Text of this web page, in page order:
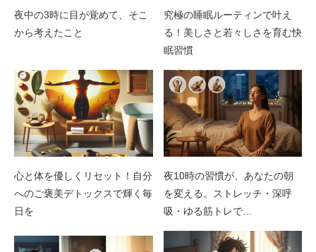
夜中の3時に目が覚めて、そこ
から考えたこと
究極の睡眠ルーティンで叶え
る！美しさと若々しさを育む快
眠習慣
心と体を優しくリセット！自分
へのご褒美デトックスで輝く毎
日を
夜10時の習慣が、あなたの朝
を変える。ストレッチ・深呼
吸・ゆる筋トレで…